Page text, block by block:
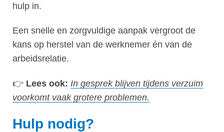
hulp in.
Een snelle en zorgvuldige aanpak vergroot de
kans op herstel van de werknemer én van de
arbeidsrelatie.
👉 Lees ook: In gesprek blijven tijdens verzuim
voorkomt vaak grotere problemen.
Hulp nodig?